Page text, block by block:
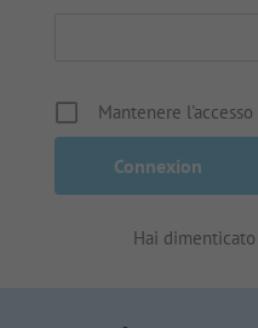
Mantenere l'accesso
Hai